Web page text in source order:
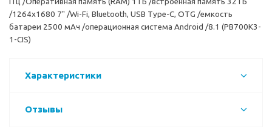
/1264х1680 7" /Wi-Fi, Bluetooth, USB Type-C, OTG /емкость
батареи 2500 мАч /операционная система Android /8.1 (PB700K3-
1-CIS)
Характеристики
Отзывы